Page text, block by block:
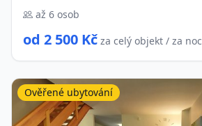
až 6 osob
od 2 500 Kč za celý objekt / za noc
Ověřené ubytování